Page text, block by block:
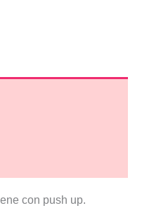
con push up.